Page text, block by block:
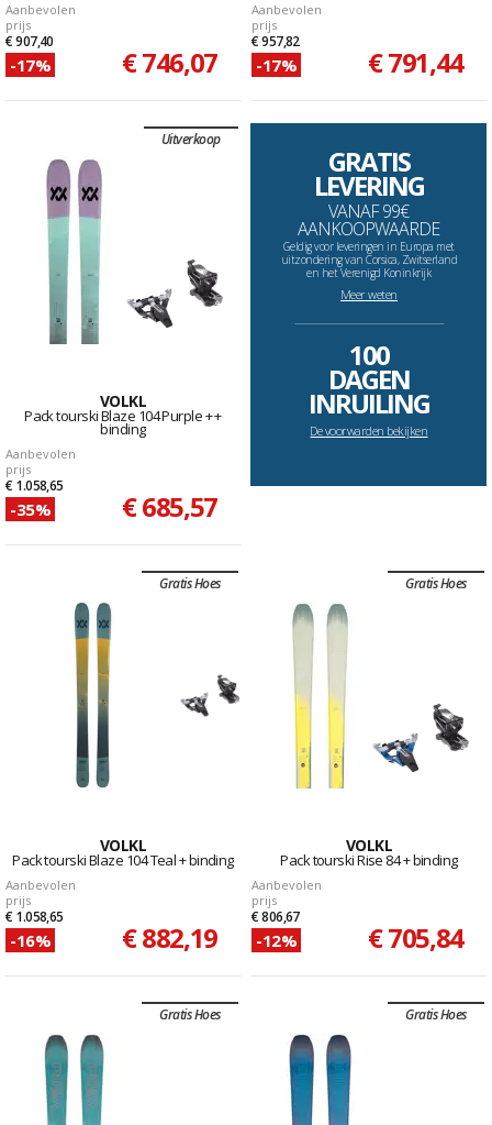
Aanbevolen
prijs
€ 907,40
-17% € 746,07
Aanbevolen
prijs
€ 957,82
-17% € 791,44
Uitverkoop
VOLKL
Pack tourski Blaze 104 Purple + +
binding
Aanbevolen
prijs
€ 1.058,65
-35% € 685,57
GRATIS
LEVERING
VANAF 99€
AANKOOPWAARDE
Geldig voor leveringen in Europa met
uitzondering van Corsica, Zwitserland
en het Verenigd Koninkrijk
Meer weten
--------------------------------------------------------------------
100
DAGEN
INRUILING
De voorwarden bekijken
Gratis Hoes
VOLKL
Pack tourski Blaze 104 Teal + binding
Aanbevolen
prijs
€ 1.058,65
-16% € 882,19
Gratis Hoes
VOLKL
Pack tourski Rise 84 + binding
Aanbevolen
prijs
€ 806,67
-12% € 705,84
Gratis Hoes Gratis Hoes